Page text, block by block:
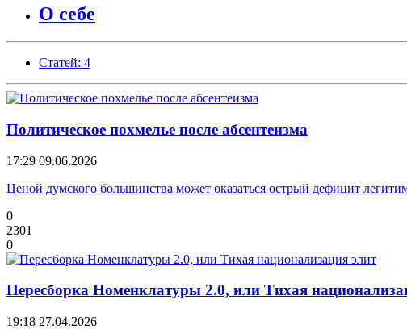
О себе
Статей: 4
Политическое похмелье после абсентеизма
17:29 09.06.2026
Ценой думского большинства может оказаться острый дефицит
0
2301
0
Пересборка Номенклатуры 2.0, или Тихая
19:18 27.04.2026